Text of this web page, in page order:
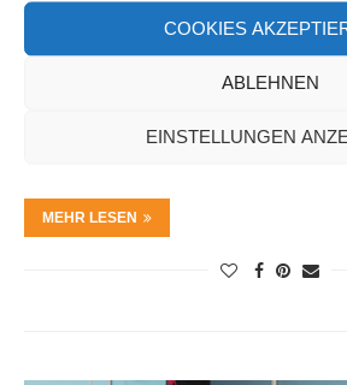
COOKIES
ABLEHNEN
EINSTELLUNGEN
Frisches Brot backen im Wohnmobil?
Backofen beim Camping, geht das
Du liebst ausgiebige Brotzeiten,
MEHR LESEN